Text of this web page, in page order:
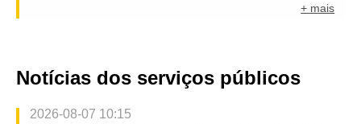
+ mais
Notícias dos serviços públicos
2026-08-07 10:15